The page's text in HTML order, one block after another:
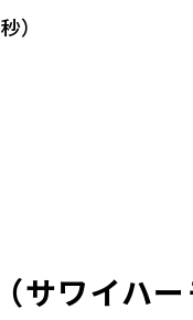
秒）
（サワイハ